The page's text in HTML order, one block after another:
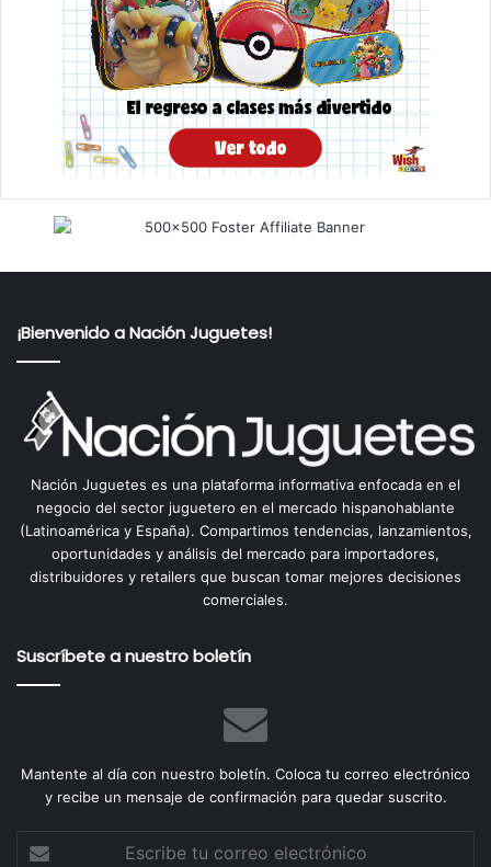
¡Bienvenido a Nación Juguetes!
Nación Juguetes es una plataforma informativa enfocada en el
negocio del sector juguetero en el mercado hispanohablante
(Latinoamérica y España). Compartimos tendencias, lanzamientos,
oportunidades y análisis del mercado para importadores,
distribuidores y retailers que buscan tomar mejores decisiones
comerciales.
Suscríbete a nuestro boletín
Mantente al día con nuestro boletín. Coloca tu correo electrónico
y recibe un mensaje de confirmación para quedar suscrito.